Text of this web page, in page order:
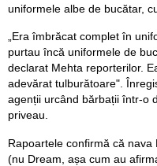
uniformele albe de bucătar,
„Era îmbrăcat complet în
purtau încă uniformele de
declarat Mehta reporterilor.
adevărat tulburătoare".
agenții urcând bărbații într-o
priveau.
Rapoartele confirmă că
(nu Dream, așa cum au